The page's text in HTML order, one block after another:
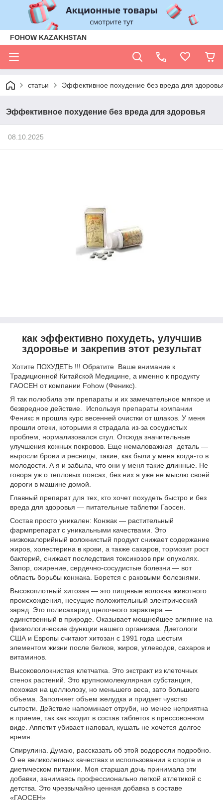
FOHOW KAZAKHSTAN
cтатьи Эффективное похудение без вреда для
Эффективное похудение без вреда для здоровья
08.10.2025
как эффективно похудеть, улучшив
здоровье и закрепив этот результат
Хотите ПОХУДЕТЬ !!! Обратите Ваше внимание к
Традиционной Китайской Медицине, а именно к продукту
ГАОСЕН от компании Fohow (Феникс).
Я так полюбила эти препараты и их замечательное мягкое и
безвредное действие. Используя препараты компании
Феникс я прошла курс весенней очистки от шлаков. У меня
прошли отеки, которыми я страдала из-за сосудистых
проблем, нормализовался стул. Отсюда значительные
улучшения кожных покровов. Еще немаловажная деталь —
выросли брови и ресницы, такие, как были у меня когда-то в
молодости. А я и забыла, что они у меня такие длинные. Не
говоря уж о тепловых поясах, без них я уже не мыслю своей
дороги в машине домой.
Главный препарат для тех, кто хочет похудеть быстро и без
вреда для здоровья — питательные таблетки Гаосен.
Состав просто уникален: Конжак — растительный
фармпрепарат с уникальными качествами. Это
низкокалорийный волокнистый продукт снижает содержание
жиров, холестерина в крови, а также сахаров, тормозит рост
бактерий, снижает последствия токсикозов при опухолях.
Запор, ожирение, сердечно-сосудистые болезни — вот
область борьбы конжака. Борется с раковыми болезнями.
Высокоплотный хитозан — это пищевые волокна животного
происхождения, несущие положительный электрический
заряд. Это полисахарид щелочного характера —
единственный в природе. Оказывает мощнейшее влияние на
физиологические функции нашего организма. Диетологи
США и Европы считают хитозан с 1991 года шестым
элементом жизни после белков, жиров, углеводов, сахаров и
витаминов.
Высоковолокнистая клетчатка. Это экстракт из клеточных
стенок растений. Это крупномолекулярная субстанция,
похожая на целлюлозу, но меньшего веса, зато большего
объема. Заполняет объем желудка и придает чувство
сытости. Действие напоминает отруби, но менее неприятна
в приеме, так как входит в состав таблеток в прессовонном
виде. Аппетит убивает наповал, кушать не хочется долгое
время.
Спирулина. Думаю, рассказать об этой водоросли подробно.
О ее великолепных качествах и использовании в спорте и
диетическом питании. Моя старшая дочь принимала эти
добавки, занимаясь профессионально легкой атлетикой с
детства. Это чрезвычайно ценная добавка в составе
«ГАОСЕН»